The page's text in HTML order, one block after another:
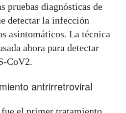
pruebas diagnósticas de
detectar la infección
asintomáticos. La técnica
ahora para detectar
CoV2.
antrirretroviral